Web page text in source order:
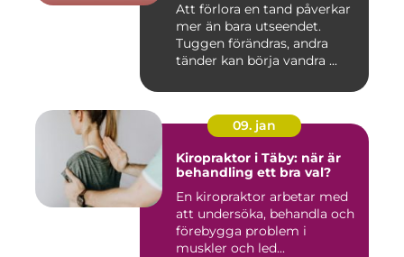
Att förlora en tand påverkar
mer än bara utseendet.
Tuggen förändras, andra
tänder kan börja vandra ...
09. jan
Kiropraktor i Täby: när är
behandling ett bra val?
En kiropraktor arbetar med
att undersöka, behandla och
förebygga problem i
muskler och led...